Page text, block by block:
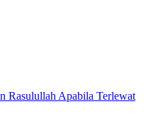
Rasulullah Apabila Terlewat